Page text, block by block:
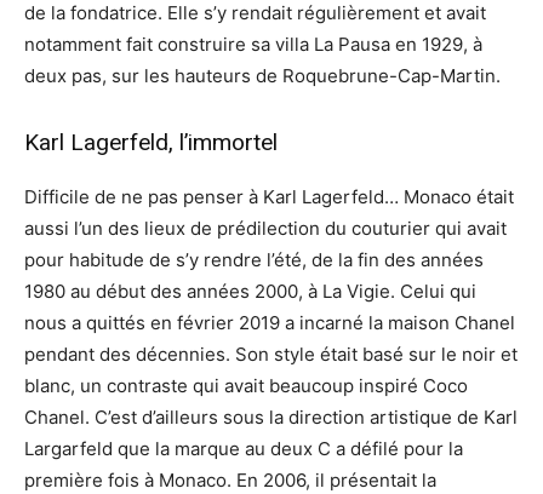
de la fondatrice. Elle s’y rendait régulièrement et avait
notamment fait construire sa villa La Pausa en 1929, à
deux pas, sur les hauteurs de Roquebrune-Cap-Martin.
Karl Lagerfeld, l’immortel
Difficile de ne pas penser à Karl Lagerfeld… Monaco était
aussi l’un des lieux de prédilection du couturier qui avait
pour habitude de s’y rendre l’été, de la fin des années
1980 au début des années 2000, à La Vigie. Celui qui
nous a quittés en février 2019 a incarné la maison Chanel
pendant des décennies. Son style était basé sur le noir et
blanc, un contraste qui avait beaucoup inspiré Coco
Chanel. C’est d’ailleurs sous la direction artistique de Karl
Largarfeld que la marque au deux C a défilé pour la
première fois à Monaco. En 2006, il présentait la